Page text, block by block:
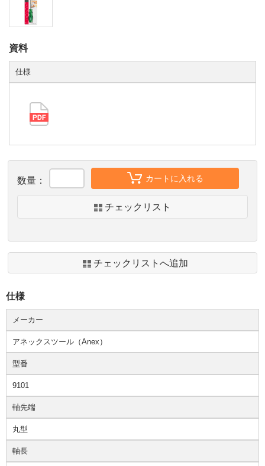
数量： カートに入れる
チェックリスト
チェックリストへ追加
仕様
メーカー
アネックスツール（Anex）
型番
9101
軸先端
丸型
軸長
資料
仕様